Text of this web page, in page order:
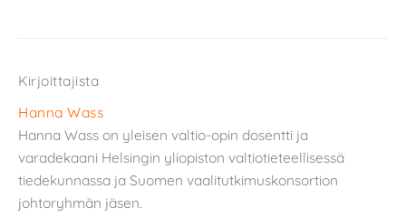
Kirjoittajista
Hanna Wass
Hanna Wass on yleisen valtio-opin dosentti ja
varadekaani Helsingin yliopiston valtiotieteellisessä
tiedekunnassa ja Suomen vaalitutkimuskonsortion
johtoryhmän jäsen.